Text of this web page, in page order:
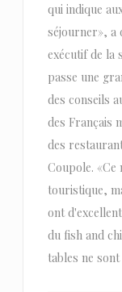
qui indique
séjourner», a
exécutif de la
passe une
des conseils
des Français
des
Coupole.
touristique,
ont
du fish and
tables ne